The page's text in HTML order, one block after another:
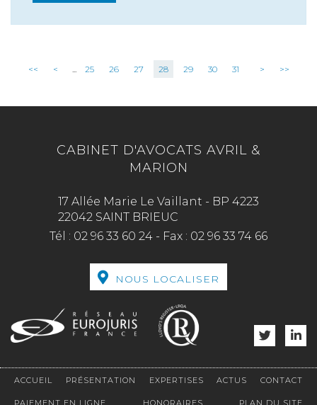
<< < ... 25 26 27 28 29 30 31 > >>
CABINET D'AVOCATS AVRIL &
MARION
17 Allée Marie Le Vaillant - BP 4223
22042 SAINT BRIEUC
Tél : 02 96 33 60 24 - Fax : 02 96 33 74 66
NOUS LOCALISER
ACCUEIL PRÉSENTATION EXPERTISES ACTUS CONTACT
PAIEMENT EN LIGNE HONORAIRES PLAN DU SITE